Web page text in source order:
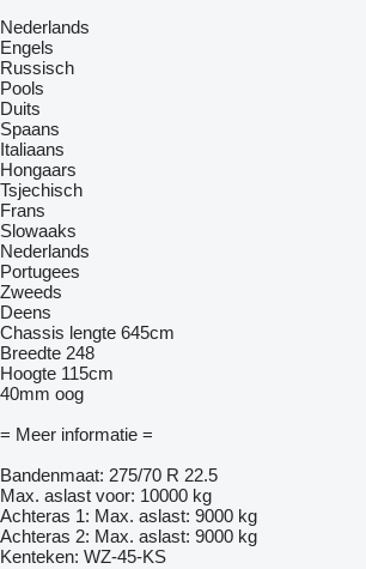
Nederlands
Engels
Russisch
Pools
Duits
Spaans
Italiaans
Hongaars
Tsjechisch
Frans
Slowaaks
Nederlands
Portugees
Zweeds
Deens
Chassis lengte 645cm
Breedte 248
Hoogte 115cm
40mm oog
= Meer informatie =
Bandenmaat: 275/70 R 22.5
Max. aslast voor: 10000 kg
Achteras 1: Max. aslast: 9000 kg
Achteras 2: Max. aslast: 9000 kg
Kenteken: WZ-45-KS